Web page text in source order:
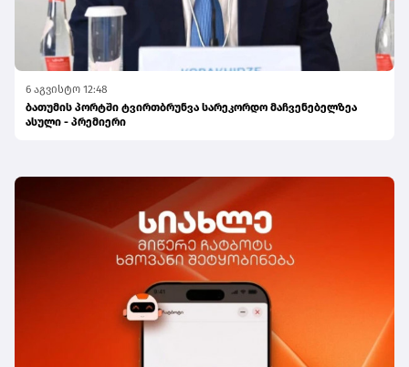
6 აგვისტო 12:48
ბათუმის პორტში ტვირთბრუნვა სარეკორდო მაჩვენებელზეა
ასული - პრემიერი